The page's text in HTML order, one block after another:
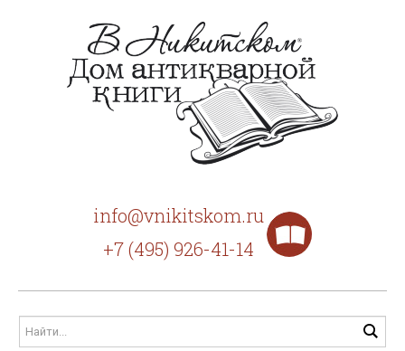
info@vnikitskom.ru
+7 (495) 926-41-14